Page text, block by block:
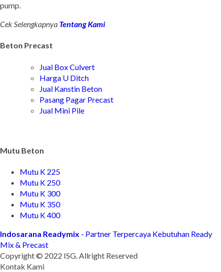
pump.
Cek Selengkapnya Tentang Kami
Beton Precast
Jual Box Culvert
Harga U Ditch
Jual Kanstin Beton
Pasang Pagar Precast
Jual Mini Pile
Mutu Beton
Mutu K 225
Mutu K 250
Mutu K 300
Mutu K 350
Mutu K 400
Indosarana Readymix - Partner Terpercaya Kebutuhan Ready
Mix & Precast
Copyright © 2022 ISG. Allright Reserved
Kontak Kami